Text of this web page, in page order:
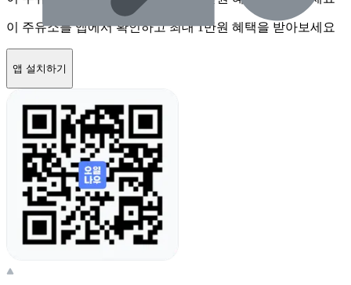
이 주유소를 앱에서 확인하고 최대 1만원 혜택을 받아보세요
앱 설치하기